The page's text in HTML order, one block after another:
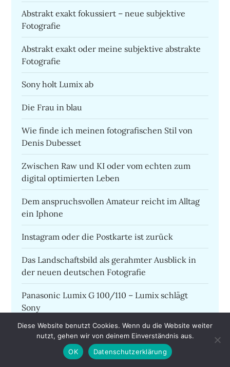
Abstrakt exakt fokussiert – neue subjektive
Fotografie
Abstrakt exakt oder meine subjektive abstrakte
Fotografie
Sony holt Lumix ab
Die Frau in blau
Wie finde ich meinen fotografischen Stil von
Denis Dubesset
Zwischen Raw und KI oder vom echten zum
digital optimierten Leben
Dem anspruchsvollen Amateur reicht im Alltag
ein Iphone
Instagram oder die Postkarte ist zurück
Das Landschaftsbild als gerahmter Ausblick in
der neuen deutschen Fotografie
Panasonic Lumix G 100/110 – Lumix schlägt
Sony
Die Öffnung des Himmels – mehrdimensionale
Naturfotografie
Diese Website benutzt Cookies. Wenn du die Website weiter
nutzt, gehen wir von deinem Einverständnis aus.
OK
Datenschutzerklärung